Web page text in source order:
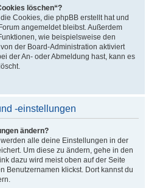
löschen“?
Cookies, die phpBB erstellt hat und
angemeldet bleibst. Außerdem
wie beispielsweise den
der Board-Administration aktiviert
der An- oder Abmeldung hast, kann es
-einstellungen
ändern?
alle deine Einstellungen in der
Um diese zu ändern, gehe in den
dazu wird meist oben auf der Seite
Benutzernamen klickst. Dort kannst du